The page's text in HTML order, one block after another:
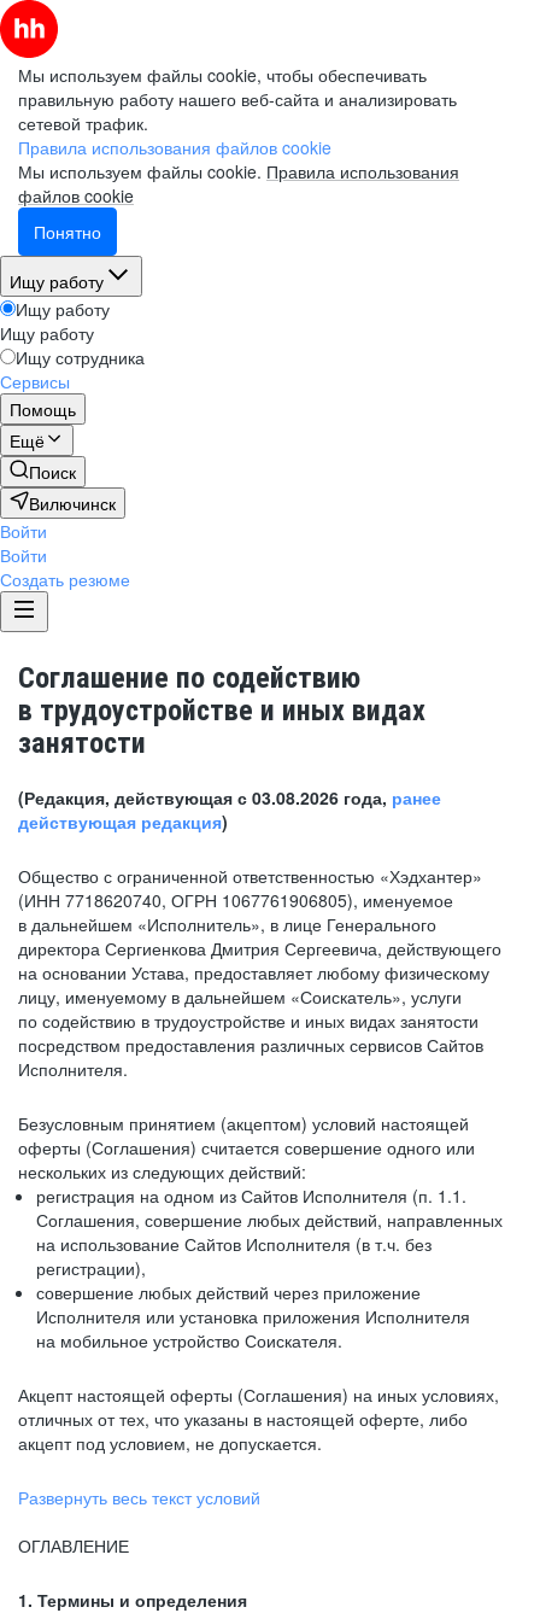
Мы используем файлы cookie, чтобы обеспечивать
правильную работу нашего веб-сайта и анализировать
сетевой трафик.
Правила использования файлов cookie
Мы используем файлы cookie. Правила использования
файлов cookie
Понятно
Ищу работу
Ищу работу
Ищу работу
Ищу сотрудника
Сервисы
Помощь
Ещё
Поиск
Вилючинск
Войти
Войти
Создать резюме
Соглашение по содействию
в трудоустройстве и иных видах
занятости
(Редакция, действующая с 03.08.2026 года, ранее
действующая редакция)
Общество с ограниченной ответственностью «Хэдхантер»
(ИНН 7718620740, ОГРН 1067761906805), именуемое
в дальнейшем «Исполнитель», в лице Генерального
директора Сергиенкова Дмитрия Сергеевича, действующего
на основании Устава, предоставляет любому физическому
лицу, именуемому в дальнейшем «Соискатель», услуги
по содействию в трудоустройстве и иных видах занятости
посредством предоставления различных сервисов Сайтов
Исполнителя.
Безусловным принятием (акцептом) условий настоящей
оферты (Соглашения) считается совершение одного или
нескольких из следующих действий:
регистрация на одном из Сайтов Исполнителя (п. 1.1.
Соглашения, совершение любых действий, направленных
на использование Сайтов Исполнителя (в т.ч. без
регистрации),
совершение любых действий через приложение
Исполнителя или установка приложения Исполнителя
на мобильное устройство Соискателя.
Акцепт настоящей оферты (Соглашения) на иных условиях,
отличных от тех, что указаны в настоящей оферте, либо
акцепт под условием, не допускается.
Развернуть весь текст условий
ОГЛАВЛЕНИЕ
1. Термины и определения